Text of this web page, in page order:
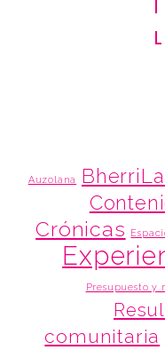
Auzolana
Crónicas
Presupuesto y
comunitaria